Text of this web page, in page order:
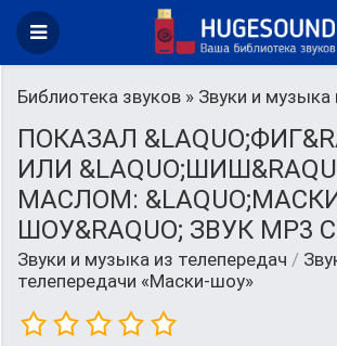
Библиотека звуков » Звуки и музыка
ПОКАЗАЛ
ИЛИ
МАСЛОМ:
ШОУ&RAQUO; ЗВУК MP3
Звуки и музыка из телепередач /
телепередачи «Маски-шоу»